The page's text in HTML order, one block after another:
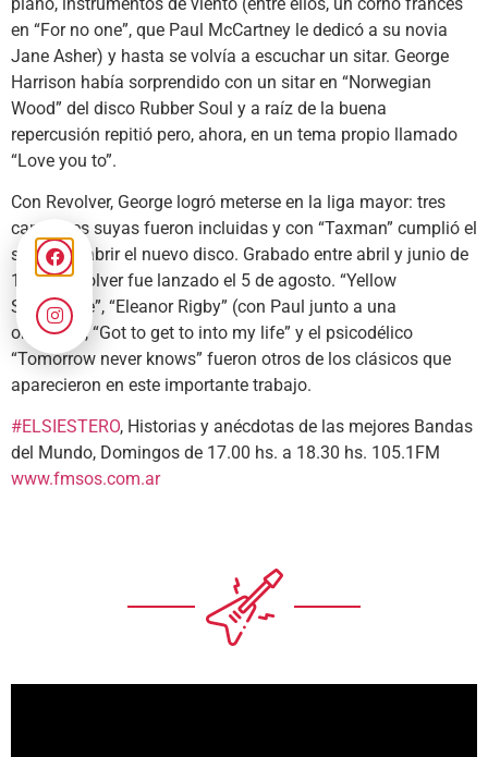
en “For no one”, que Paul McCartney le dedicó a su novia
Jane Asher) y hasta se volvía a escuchar un sitar. George
Harrison había sorprendido con un sitar en “Norwegian
Wood” del disco Rubber Soul y a raíz de la buena
repercusión repitió pero, ahora, en un tema propio llamado
“Love you to”.
Con Revolver, George logró meterse en la liga mayor: tres
canciones suyas fueron incluidas y con “Taxman” cumplió el
sueño de abrir el nuevo disco. Grabado entre abril y junio de
1966, Revolver fue lanzado el 5 de agosto. “Yellow
Submarine”, “Eleanor Rigby” (con Paul junto a una
orquesta), “Got to get to into my life” y el psicodélico
“Tomorrow never knows” fueron otros de los clásicos que
aparecieron en este importante trabajo.
#ELSIESTERO, Historias y anécdotas de las mejores Bandas
del Mundo, Domingos de 17.00 hs. a 18.30 hs. 105.1FM
www.fmsos.com.ar